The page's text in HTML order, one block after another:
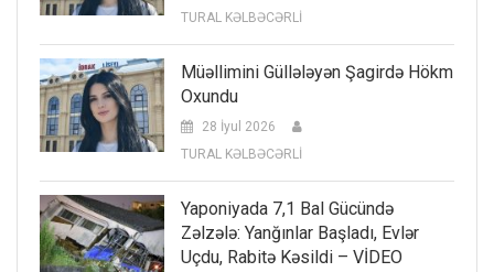
TURAL KƏLBƏCƏRLİ
Müəllimini Güllələyən Şagirdə Hökm
Oxundu
28 İyul 2026
TURAL KƏLBƏCƏRLİ
Yaponiyada 7,1 Bal Gücündə
Zəlzələ: Yanğınlar Başladı, Evlər
Uçdu, Rabitə Kəsildi – VİDEO